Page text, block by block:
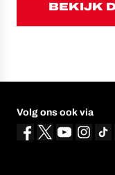
BEKIJK
Volg ons ook via